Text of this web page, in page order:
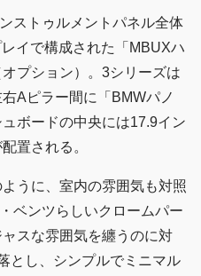
ストゥルメントパネル全体
イで構成された「MBUXハ
プション）。3シリーズは
Aピラー間に「BMWパノ
ボードの中央には17.9イン
置される。
うに、室内の雰囲気も対照
ベンツらしいクロームパー
スな雰囲気を纏うのに対
とし、シンプルでミニマル